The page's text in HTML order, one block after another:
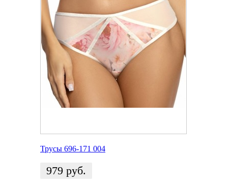
Трусы 696-171 004
979 руб.